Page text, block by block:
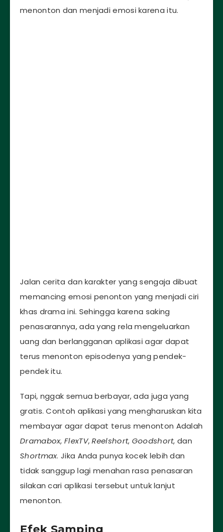
menonton dan menjadi emosi karena itu.
Jalan cerita dan karakter yang sengaja dibuat
memancing emosi penonton yang menjadi ciri
khas drama ini. Sehingga karena saking
penasarannya, ada yang rela mengeluarkan
uang dan berlangganan aplikasi agar dapat
terus menonton episodenya yang pendek-
pendek itu.
Tapi, nggak semua berbayar, ada juga yang
gratis. Contoh aplikasi yang mengharuskan kita
membayar agar dapat terus menonton Adalah
Dramabox,FlexTV,Reelshort, Goodshort, dan
Shortmax. Jika Anda punya kocek lebih dan
tidak sanggup lagi menahan rasa penasaran
silakan cari aplikasi tersebut untuk lanjut
menonton.
Efek Samping